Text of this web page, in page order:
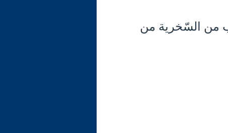
تابع الآية 11: التّرهيب من السّخرية من